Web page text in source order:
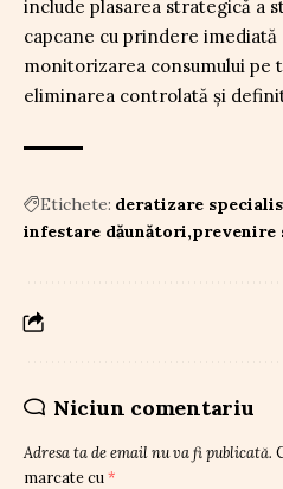
include plasarea strategică a
capcane cu prindere
monitorizarea consumului pe
eliminarea controlată și
Etichete: deratizare
infestare dăunători prevenire
Niciun comentariu
Adresa ta de email nu va fi publicată.
marcate cu *